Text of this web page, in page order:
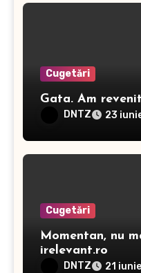
Cugetări
Gata. Am
DNTZ 23
Cugetări
Momentan, nu
irelevant.ro
DNTZ 21